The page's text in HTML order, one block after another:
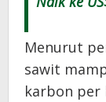
Menurut
sawit
karbon per